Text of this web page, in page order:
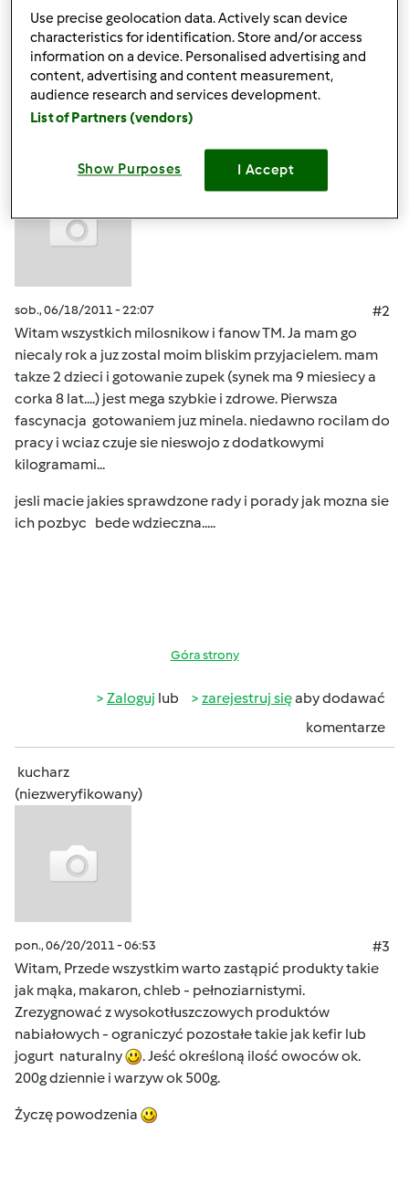
Góra strony
Zalogujlub zarejestruj sięaby dodawać
sob., 06/18/2011 - 22:07
#2
Witam wszystkich milosnikow i fanow TM. Ja mam go
niecaly rok a juz zostal moim bliskim przyjacielem. mam
takze 2 dzieci i gotowanie zupek (synek ma 9 miesiecy a
corka 8 lat....) jest mega szybkie i zdrowe. Pierwsza
fascynacja gotowaniem juz minela. niedawno rocilam do
pracy i wciaz czuje sie nieswojo z dodatkowymi
kilogramami...
jesli macie jakies sprawdzone rady i porady jak mozna sie
ich pozbyc bede wdzieczna.....
Góra strony
Zaloguj lub zarejestruj sięaby dodawać
komentarze
kucharz
(niezweryfikowany)
pon., 06/20/2011 - 06:53
#3
Witam, Przede wszystkim warto zastąpić produkty takie
jak mąka, makaron, chleb - pełnoziarnistymi.
Zrezygnować z wysokotłuszczowych produktów
nabiałowych - ograniczyć pozostałe takie jak kefir lub
jogurt naturalny
. Jeść określoną ilość owoców ok.
200g dziennie i warzyw ok 500g.
Życzę powodzenia
Use precise geolocation data. Actively scan device
characteristics for identification. Store and/or access
information on a device. Personalised advertising and
content, advertising and content measurement,
audience research and services development.
List of Partners (vendors)
Show Purposes I Accept